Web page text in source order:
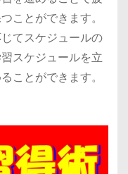
ことができます。
てスケジュールの
スケジュールを立
ことができます。